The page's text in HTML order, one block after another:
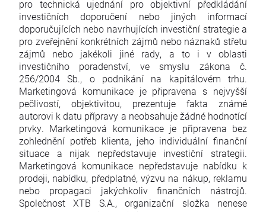
pro technická ujednání pro objektivní předkládání
investičních doporučení nebo jiných informací
doporučujících nebo navrhujících investiční strategie a
pro zveřejnění konkrétních zájmů nebo náznaků střetu
zájmů nebo jakékoli jiné rady, a to i v oblasti
investičního poradenství, ve smyslu zákona č.
256/2004 Sb., o podnikání na kapitálovém trhu.
Marketingová komunikace je připravena s nejvyšší
pečlivostí, objektivitou, prezentuje fakta známé
autorovi k datu přípravy a neobsahuje žádné hodnotící
prvky. Marketingová komunikace je připravena bez
zohlednění potřeb klienta, jeho individuální finanční
situace a nijak nepředstavuje investiční strategii.
Marketingová komunikace nepředstavuje nabídku k
prodeji, nabídku, předplatné, výzvu na nákup, reklamu
nebo propagaci jakýchkoliv finančních nástrojů.
Společnost XTB S.A., organizační složka nenese